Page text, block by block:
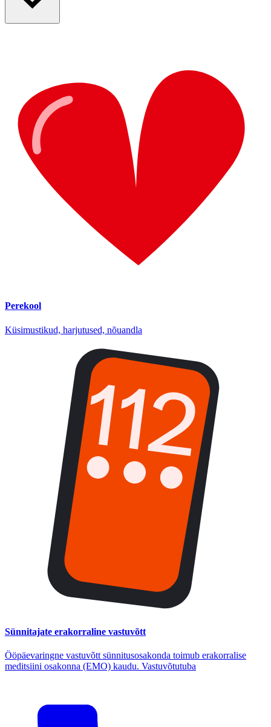
Perekool
Küsimustikud, harjutused, nõuandla
Sünnitajate erakorraline vastuvõtt
Ööpäevaringne vastuvõtt sünnitusosakonda toimub erakorralise
meditsiini osakonna (EMO) kaudu. Vastuvõtutuba